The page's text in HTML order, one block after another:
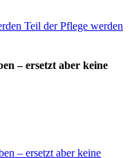
– ersetzt aber keine